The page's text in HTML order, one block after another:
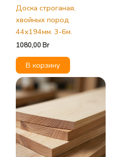
Доска строганая,
хвойных пород
44х194мм. 3-6м.
1080,00Br
В корзину